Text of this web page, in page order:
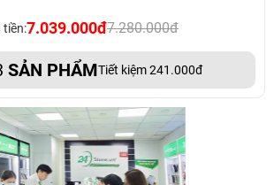
tiền:7.039.000đ7.280.000đ
SẢN PHẨMTiết kiệm 241.000đ